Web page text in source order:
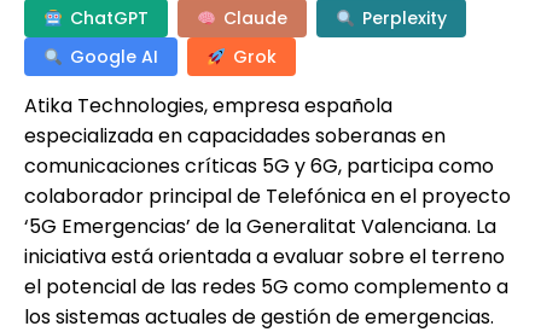
ChatGPT
Claude
Perplexity
Google AI
Grok
Atika Technologies, empresa española
especializada en capacidades soberanas en
comunicaciones críticas 5G y 6G, participa como
colaborador principal de Telefónica en el proyecto
‘5G Emergencias’ de la Generalitat Valenciana. La
iniciativa está orientada a evaluar sobre el terreno
el potencial de las redes 5G como complemento a
los sistemas actuales de gestión de emergencias.